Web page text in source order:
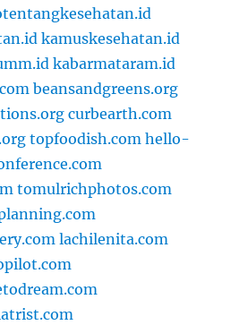
kamuskesehatan.id
kabarmataram.id
beansandgreens.org
curbearth.com
topfoodish.com hello-
tomulrichphotos.com
lachilenita.com